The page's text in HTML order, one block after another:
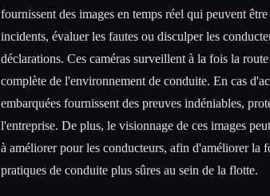
fournissent des images en temps réel qui peuvent
incidents, évaluer les fautes ou disculper les
déclarations. Ces caméras surveillent à la fois la
complète de l'environnement de conduite. En cas
embarquées fournissent des preuves indéniables,
l'entreprise. De plus, le visionnage de ces images
à améliorer pour les conducteurs, afin d'améliorer la
pratiques de conduite plus sûres au sein de la flotte.